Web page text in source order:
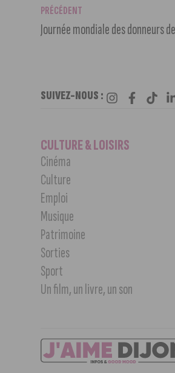
PRÉCÉDENT
SUIVEZ-NOUS :
CULTURE & LOISIRS
Cinéma
Culture
Emploi
Musique
Patrimoine
Sorties
Sport
Un film, un livre, un son